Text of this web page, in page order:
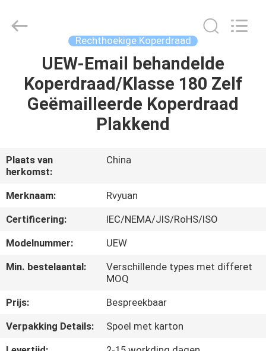
PRODUCTEN
ONGEVEER
ONS
FABRIEKSREIS
KWALITEITSCONTROLE
CONTACTEER
ONS
Material
Co,.Ltd.
Rechthoekige Koperdraad
UEW-Email behandelde
Koperdraad/Klasse 180 Zelf
Geëmailleerde Koperdraad
Plakkend
Plaats van
herkomst:
China
Merknaam:
Rvyuan
Certificering:
IEC/NEMA/JIS/RoHS/ISO
Modelnummer:
UEW
Min. bestelaantal:
Verschillende types met differet
MOQ
Prijs:
Bespreekbaar
Verpakking Details:
Spoel met karton